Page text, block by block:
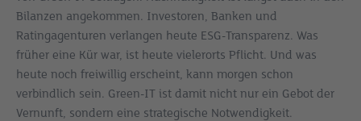
Bilanzen angekommen. Investoren, Banken und
Ratingagenturen verlangen heute ESG-Transparenz. Was
früher eine Kür war, ist heute vielerorts Pflicht. Und was
heute noch freiwillig erscheint, kann morgen schon
verbindlich sein. Green-IT ist damit nicht nur ein Gebot der
Vernunft, sondern eine strategische Notwendigkeit.